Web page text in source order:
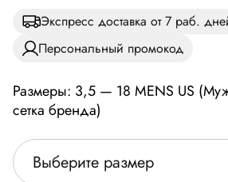
Экспресс доставка от 7 раб.
Персональный промокод
Размеры: 3,5 — 18 MENS US
сетка бренда)
Выберите размер